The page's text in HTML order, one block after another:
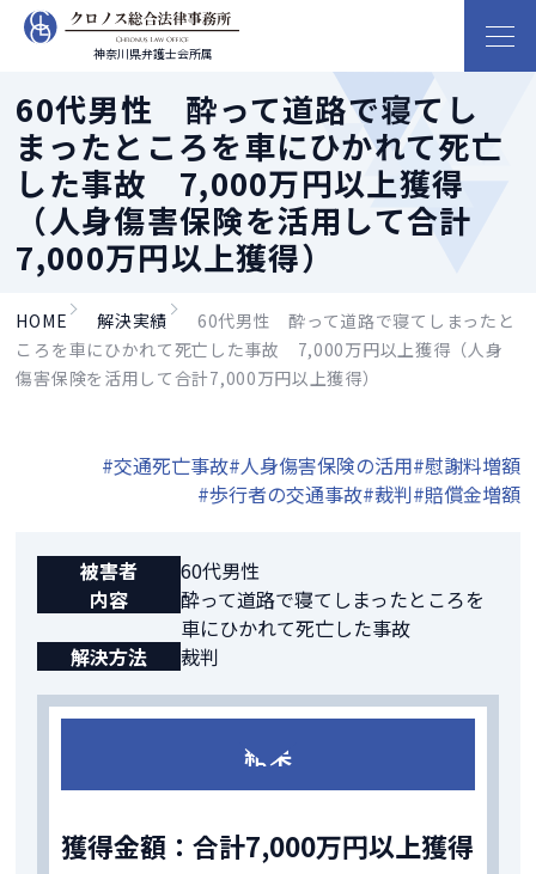
神奈川県弁護士会所属
60代男性 酔って道路で寝てし
まったところを車にひかれて死亡
した事故 7,000万円以上獲得
（人身傷害保険を活用して合計
7,000万円以上獲得）
HOME 解決実績
60代男性 酔って道路で寝てしまったと
ころを車にひかれて死亡した事故 7,000万円以上獲得（人身
傷害保険を活用して合計7,000万円以上獲得）
#交通死亡事故#人身傷害保険の活用#慰謝料増額
#歩行者の交通事故#裁判#賠償金増額
被害者
60代男性
内容
酔って道路で寝てしまったところを
車にひかれて死亡した事故
解決方法
裁判
結果
獲得金額：合計7,000万円以上獲得